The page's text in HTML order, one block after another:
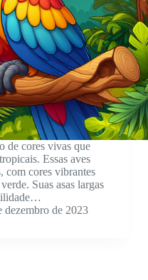
de cores vivas que
Essas aves
com cores vibrantes
Suas asas largas
dezembro de 2023